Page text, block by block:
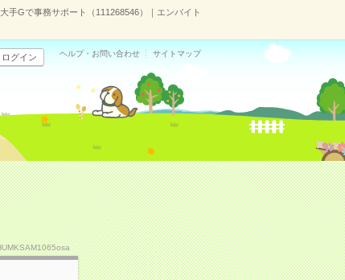
手Gで事務サポート（111268546）｜エンバイト
ログイン ヘルプ・お問い合わせ サイトマップ